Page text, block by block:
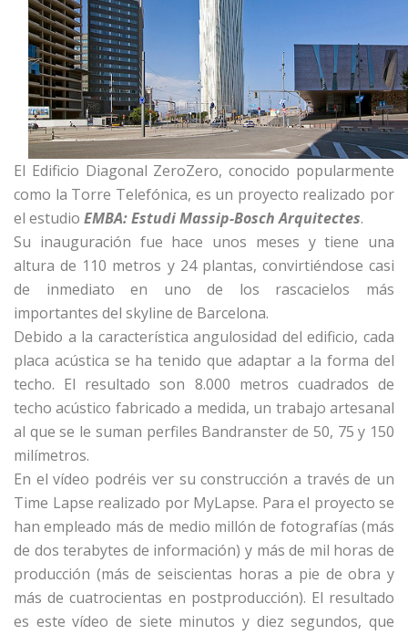
El Edificio Diagonal ZeroZero, conocido popularmente
como la Torre Telefónica, es un proyecto realizado por
el estudio EMBA: Estudi Massip-Bosch Arquitectes.
Su inauguración fue hace unos meses y tiene una
altura de 110 metros y 24 plantas, convirtiéndose casi
de inmediato en uno de los rascacielos más
importantes del skyline de Barcelona.
Debido a la característica angulosidad del edificio, cada
placa acústica se ha tenido que adaptar a la forma del
techo. El resultado son 8.000 metros cuadrados de
techo acústico fabricado a medida, un trabajo artesanal
al que se le suman perfiles Bandranster de 50, 75 y 150
milímetros.
En el vídeo podréis ver su construcción a través de un
Time Lapse realizado por MyLapse. Para el proyecto se
han empleado más de medio millón de fotografías (más
de dos terabytes de información) y más de mil horas de
producción (más de seiscientas horas a pie de obra y
más de cuatrocientas en postproducción). El resultado
es este vídeo de siete minutos y diez segundos, que